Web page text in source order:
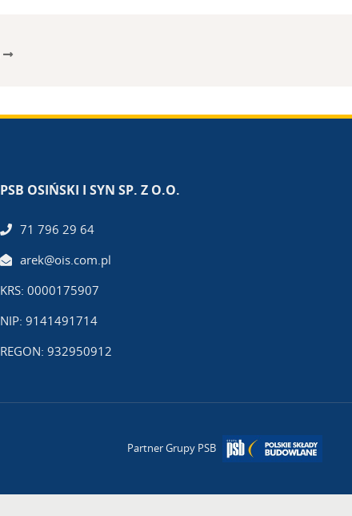
PSB OSIŃSKI I SYN SP. Z O.O.
71 796 29 64
arek@ois.com.pl
KRS: 0000175907
NIP: 9141491714
REGON: 932950912
Partner Grupy PSB